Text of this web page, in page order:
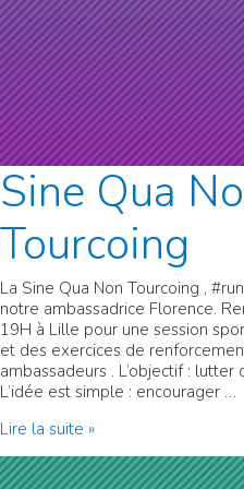
Sine Qua
Tourcoing
La Sine Qua Non Tourcoing ,
notre ambassadrice Florence.
19H à Lille pour une session
et des exercices de
ambassadeurs . L’objectif :
L’idée est simple : encourager …
Sine
Non
Lire la suite »